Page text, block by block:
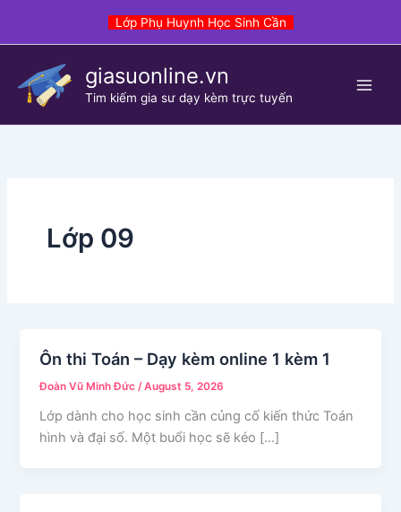
Lớp Phụ Huynh Học Sinh Cần
giasuonline.vn
Tim kiếm gia sư dạy kèm trực tuyến
Lớp 09
Ôn thi Toán – Dạy kèm online 1 kèm 1
Đoàn Vũ Minh Đức/August 5, 2026
Lớp dành cho học sinh cần củng cố kiến thức Toán
hình và đại số. Một buổi học sẽ kéo […]